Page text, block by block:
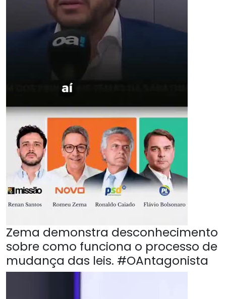
Zema demonstra desconhecimento
sobre como funciona o processo de
mudança das leis. #OAntagonista